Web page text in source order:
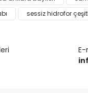
teşekkür ederiz.
bilgiler bulunuyor.
bulunuyor.
sessiz hidrofor
E-